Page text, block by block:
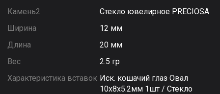
Камень2
Стекло ювелирное PRECIOSA
Ширина
12 мм
Длина
20 мм
Вес
2.5 гр
Характеристика вставок Иск. кошачий глаз Овал
10х8х5.2мм 1шт / Стекло